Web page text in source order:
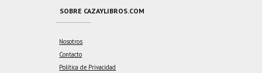
SOBRE CAZAYLIBROS.COM
Nosotros
Contacto
Política de Privacidad